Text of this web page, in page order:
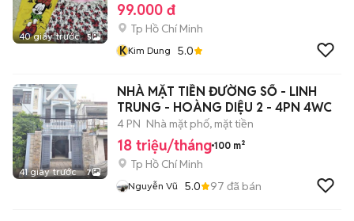
40 giây trước 5
99.000 đ
Tp Hồ Chí Minh
KKim Dung 5.0
41 giây trước 7
NHÀ MẶT TIỀN ĐƯỜNG SỐ - LINH
TRUNG - HOÀNG DIỆU 2 - 4PN 4WC
4 PN Nhà mặt phố, mặt tiền
18 triệu/tháng 100 m²
Tp Hồ Chí Minh
Nguyễn Vũ 5.0 97 đã bán